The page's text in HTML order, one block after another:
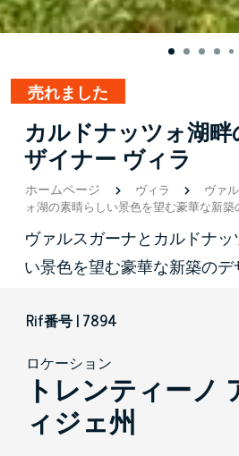
売れました
カルドナッツォ湖
ザイナー ヴィラ
ホームページ ヴィラ
ヴァ
ォ湖の素晴らしい景色を望む豪華な新
ヴァルスガーナとカルドナ
い景色を望む豪華な新築のデ
Rif番号 | 7894
ロケーション
トレンティーノ
ィジェ州